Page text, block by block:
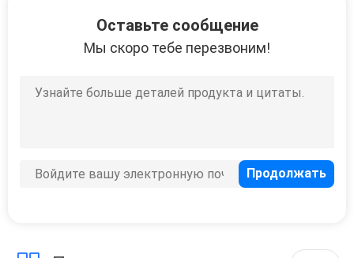
Оставьте сообщение
Мы скоро тебе перезвоним!